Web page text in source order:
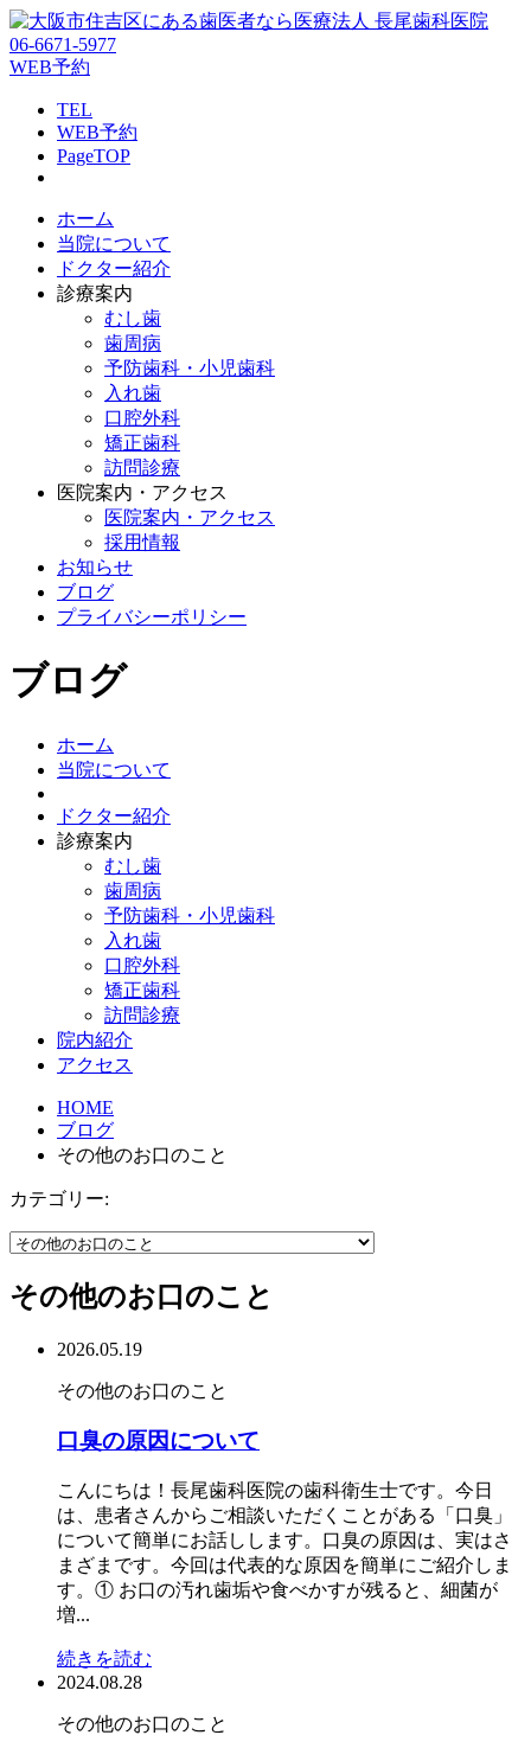
06-6671-5977
WEB予約
TEL
WEB予約
PageTOP
ホーム
当院について
ドクター紹介
診療案内
むし歯
歯周病
予防歯科・小児歯科
入れ歯
口腔外科
矯正歯科
訪問診療
医院案内・アクセス
医院案内・アクセス
採用情報
お知らせ
ブログ
プライバシーポリシー
ブログ
ホーム
当院について
ドクター紹介
診療案内
むし歯
歯周病
予防歯科・小児歯科
入れ歯
口腔外科
矯正歯科
訪問診療
院内紹介
アクセス
HOME
ブログ
その他のお口のこと
カテゴリー:
その他のお口のこと
2026.05.19
その他のお口のこと
口臭の原因について
こんにちは！長尾歯科医院の歯科衛生士です。今日
は、患者さんからご相談いただくことがある「口臭」
について簡単にお話しします。口臭の原因は、実はさ
まざまです。今回は代表的な原因を簡単にご紹介しま
す。① お口の汚れ歯垢や食べかすが残ると、細菌が
増...
続きを読む
2024.08.28
その他のお口のこと